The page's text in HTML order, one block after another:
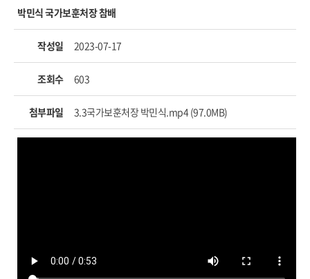
박민식 국가보훈처장 참배
작성일 2023-07-17
조회수 603
첨부파일 3.3국가보훈처장 박민식.mp4 (97.0MB)